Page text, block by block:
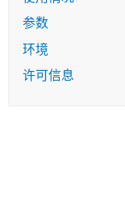
参数
环境
许可信息